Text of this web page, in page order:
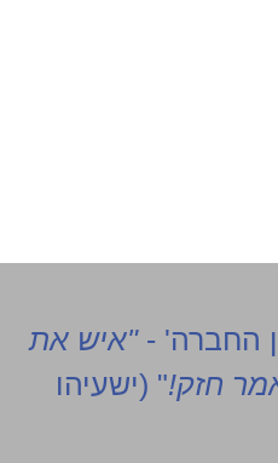
החברה' -"איש את
חזק!" (ישעיהו